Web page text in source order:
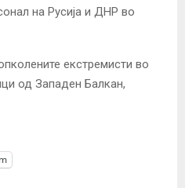
на Русија и ДНР во
екстремисти во
од Западен Балкан,